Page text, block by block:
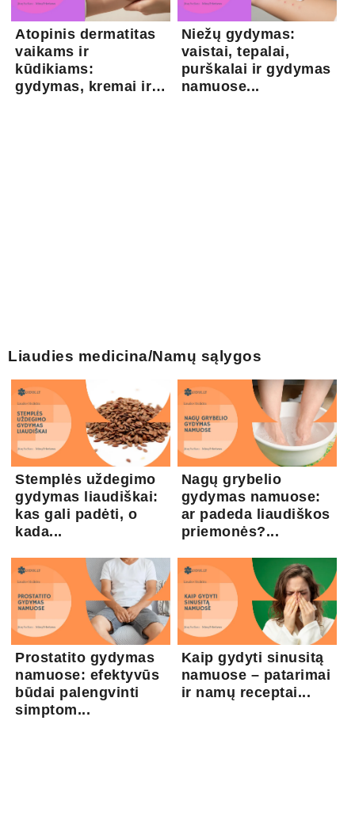
Atopinis dermatitas
vaikams ir
kūdikiams:
gydymas, kremai ir
Niežų gydymas:
vaistai, tepalai,
purškalai ir gydymas
namuose...
Liaudies medicina/Namų sąlygos
Stemplės uždegimo
gydymas liaudiškai:
kas gali padėti, o
kada...
Nagų grybelio
gydymas namuose:
ar padeda liaudiškos
priemonės?...
Prostatito gydymas
namuose: efektyvūs
būdai palengvinti
simptom...
Kaip gydyti sinusitą
namuose – patarimai
ir namų receptai...